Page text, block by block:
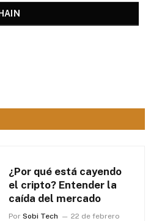
¿Por qué está cayendo
el cripto? Entender la
caída del mercado
Por Sobi Tech
22 de febrero